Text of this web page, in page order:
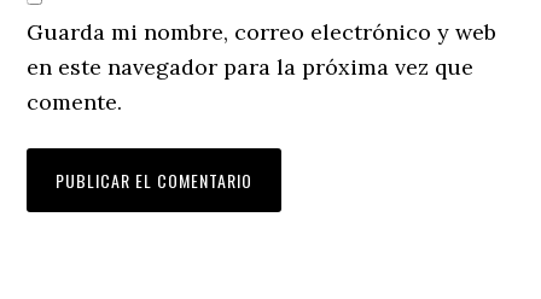
Guarda mi nombre, correo electrónico y web
en este navegador para la próxima vez que
comente.